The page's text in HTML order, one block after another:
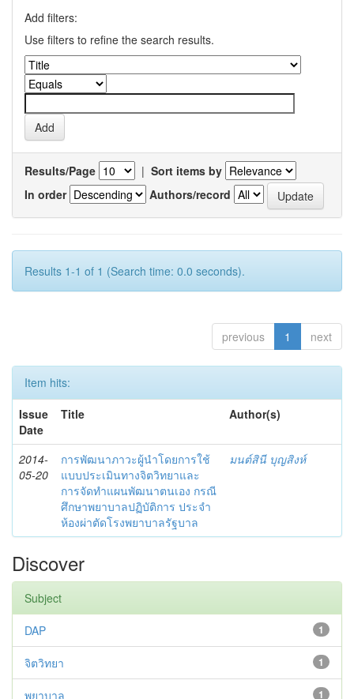
Add filters:
Use filters to refine the search results.
Results/Page | Sort items by
In order
Authors/record
Results 1-1 of 1 (Search time: 0.0 seconds).
previous 1 next
Item hits:
Issue
Date
Title Author(s)
2014-
05-20
การพัฒนาภาวะผู้นำโดยการใช้
แบบประเมินทางจิตวิทยาและ
การจัดทำแผนพัฒนาตนเอง กรณี
ศึกษาพยาบาลปฏิบัติการ ประจำ
ห้องผ่าตัดโรงพยาบาลรัฐบาล
มนต์สินี บุญสิงห์
Discover
Subject
1
DAP
1
จิตวิทยา
1
พยาบาล